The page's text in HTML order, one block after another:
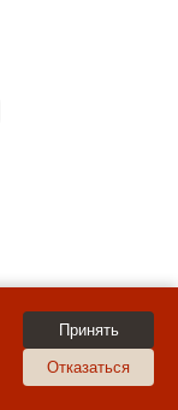
Принять
Отказаться